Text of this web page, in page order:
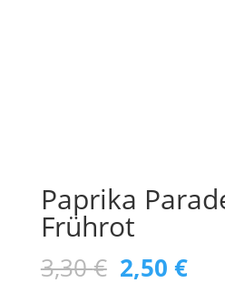
Paprika
Frührot
3,30€ 2,50 €